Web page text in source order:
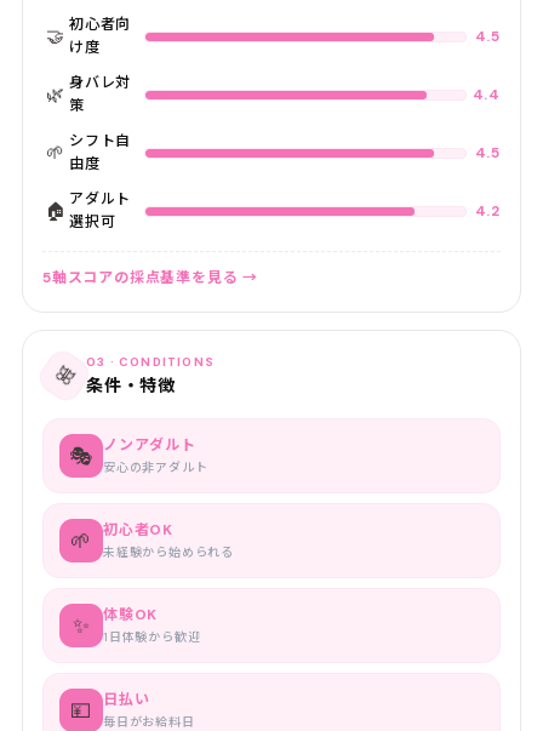
🤝 初心者向
け度
4.5
🌿 身バレ対
策
4.4
🌱 シフト自
由度
4.5
🏠 アダルト
選択可
4.2
5軸スコアの採点基準を見る →
🎀 03 · CONDITIONS
条件・特徴
🎭 ノンアダルト
安心の非アダルト
🌱 初心者OK
未経験から始められる
✨ 体験OK
1日体験から歓迎
💴 日払い
毎日がお給料日